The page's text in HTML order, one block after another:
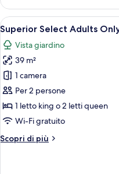
Family
Penthouse
Apri
tutte
le
foto
per
Superior
Select
Adults
5
Superior Select Adults
Vista giardino
39 m²
1 camera
Per 2 persone
1 letto king o 2 letti queen
Wi-Fi gratuito
Scopri di più
Altri